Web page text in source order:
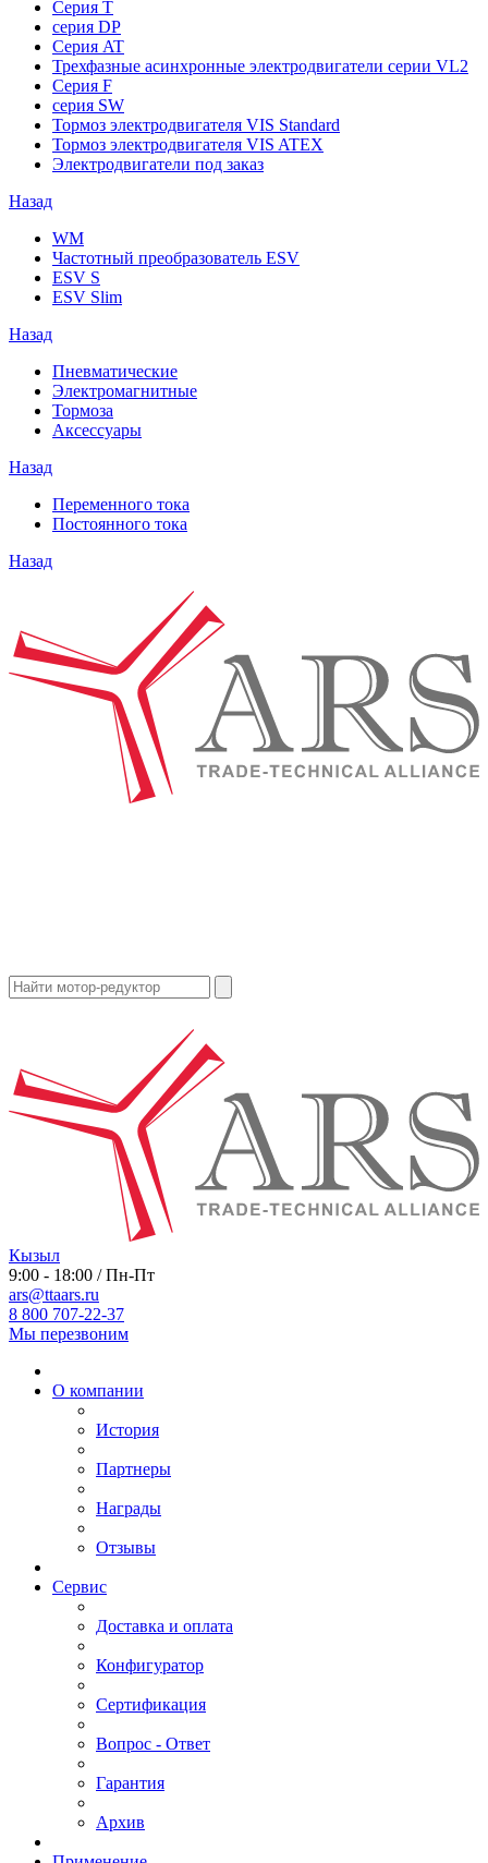
Серия T
серия DP
Серия AT
Трехфазные асинхронные электродвигатели серии VL2
Серия F
серия SW
Тормоз электродвигателя VIS Standard
Тормоз электродвигателя VIS ATEX
Электродвигатели под заказ
Назад
WM
Частотный преобразователь ESV
ESV S
ESV Slim
Назад
Пневматические
Электромагнитные
Тормоза
Аксессуары
Назад
Переменного тока
Постоянного тока
Назад
Кызыл
9:00 - 18:00 / Пн-Пт
ars@ttaars.ru
8 800 707-22-37
Мы перезвоним
О компании
История
Партнеры
Награды
Отзывы
Сервис
Доставка и оплата
Конфигуратор
Сертификация
Вопрос - Ответ
Гарантия
Архив